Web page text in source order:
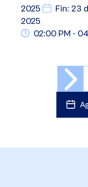
2025
Fin: 23
2025
02:00 PM -